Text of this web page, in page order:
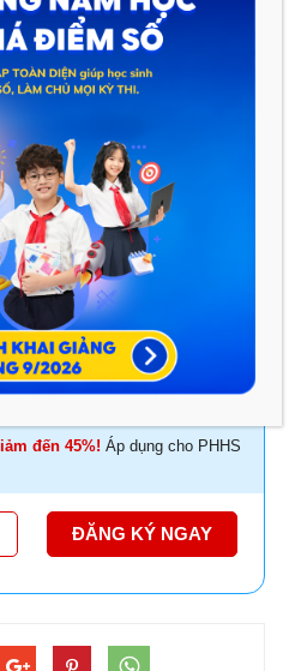
BẤT CHẤP CHƯƠNG TRÌNH
KHÓ
TỰ HỌC - TƯ DUY GIẢI
HỌC - PHÙ HỢP MỌI NHU
ĐỒNG HÀNH PHÁT
& KỸ NĂNG
HÀNH TRONG SUỐT QUÁ
đến 45%! Áp dụng cho PHHS
ĐĂNG KÝ NGAY